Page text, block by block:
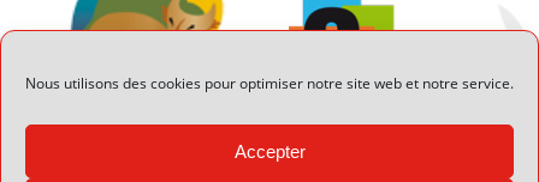
Nous utilisons des cookies pour optimiser notre site web et notre service.
Accepter